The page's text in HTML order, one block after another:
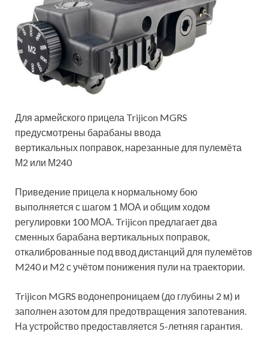
Для армейского прицела Trijicon MGRS
предусмотрены барабаны ввода
вертикальных поправок, нарезанные для пулемёта
М2 или М240
Приведение прицела к нормальному бою
выполняется с шагом 1 МОА и общим ходом
регулировки 100 МОА. Trijicon предлагает два
сменных барабана вертикальных поправок,
откалиброванные под ввод дистанций для пулемётов
M240 и M2 с учётом понижения пули на траектории.
Trijicon MGRS водонепроницаем (до глубины 2 м) и
заполнен азотом для предотвращения запотевания.
На устройство предоставляется 5-летняя гарантия.